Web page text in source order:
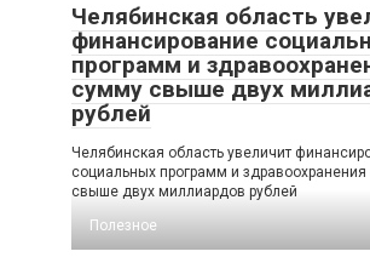
Челябинская область
финансирование
программ и
сумму свыше двух
рублей
Челябинская область увеличит
социальных программ и
свыше двух миллиардов рублей
Полезное